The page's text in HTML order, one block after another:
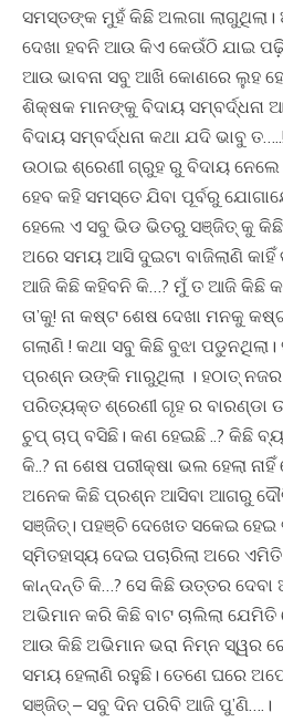
ସମସ୍ତଙ୍କ ମୁହଁ କିଛି ଅଲଗା
ଦେଖା ହବନି ଆଉ କିଏ କେଉଁଠି ଯାଇ
ଆଉ ଭାବନା ସବୁ ଆଖି କୋଣରେ ଲୁହ
ଶିକ୍ଷକ ମାନଙ୍କୁ ବିଦାୟ
ବିଦାୟ ସମ୍ବର୍ଦ୍ଧନା କଥା ଯଦି ଭାବୁ
ଉଠାଇ ଶ୍ରେଣୀ ଗ୍ରୁହ ରୁ ବିଦାୟ
ହେବ କହି ସମସ୍ତେ ଯିବା ପୂର୍ବରୁ
ହେଲେ ଏ ସବୁ ଭିଡ ଭିତରୁ ସଞ୍ଜିତ୍ କୁ କିଛି
ଅରେ ସମୟ ଆସି ଦୁଇଟା ବାଜିଲାଣି କାହିଁ
ଆଜି କିଛି କହିବନି କି…? ମୁଁ ତ ଆଜି କିଛି
ତା’କୁ! ନା କଷ୍ଟ ଶେଷ ଦେଖା ମନକୁ
ଗଲାଣି ! କଥା ସବୁ କିଛି ବୁଝା
ପ୍ରଶ୍ନ ଉଙ୍କି ମାରୁଥିଲା । ହଠାତ୍ ନଜର
ପରିତ୍ୟକ୍ତ ଶ୍ରେଣୀ ଗୃହ ର ବାରଣ୍ଡା
ଚୁପ୍ ଚାପ୍ ବସିଛି। କଣ ହେଇଛି ..? କିଛି
କି..? ନା ଶେଷ ପରୀକ୍ଷା ଭଲ ହେଲା
ଅନେକ କିଛି ପ୍ରଶ୍ନ ଆସିବା ଆଗରୁ
ସଞ୍ଜିତ୍। ପହଞ୍ଚି ଦେଖେତ ସକେଇ ହେଇ
ସ୍ମିତହାସ୍ୟ ଦେଇ ପଚାରିଲା ଅରେ
କାନ୍ଦନ୍ତି କି…? ସେ କିଛି ଉତ୍ତର ଦେବା
ଅଭିମାନ କରି କିଛି ବାଟ ଚାଲିଲା ଯେମିତି
ଆଉ କିଛି ଅଭିମାନ ଭରା ନିମ୍ନ ସ୍ୱର
ସମୟ ହେଲାଣି ରହୁଛି। ତେଣେ ଘରେ
ସଞ୍ଜିତ୍ – ସବୁ ଦିନ ପରିବି ଆଜି ପୁ’ଣି….।